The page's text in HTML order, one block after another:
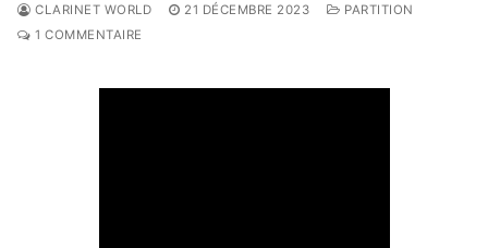
CLARINET WORLD 21 DÉCEMBRE 2023
PARTITION
1 COMMENTAIRE